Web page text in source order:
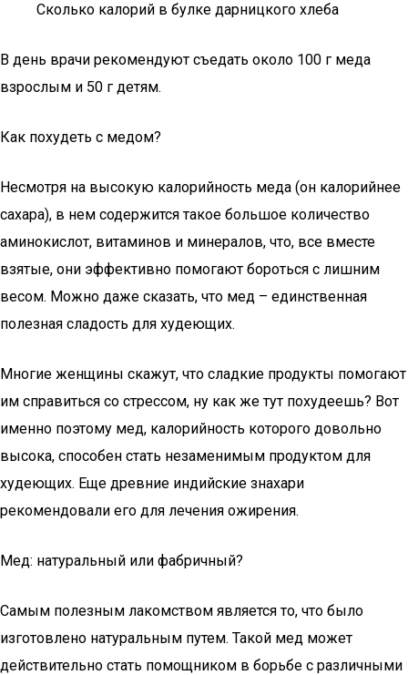
Сколько калорий в булке дарницкого хлеба
В день врачи рекомендуют съедать около 100 г меда
взрослым и 50 г детям.
Как похудеть с медом?
Несмотря на высокую калорийность меда (он калорийнее
сахара), в нем содержится такое большое количество
аминокислот, витаминов и минералов, что, все вместе
взятые, они эффективно помогают бороться с лишним
весом. Можно даже сказать, что мед – единственная
полезная сладость для худеющих.
Многие женщины скажут, что сладкие продукты помогают
им справиться со стрессом, ну как же тут похудеешь? Вот
именно поэтому мед, калорийность которого довольно
высока, способен стать незаменимым продуктом для
худеющих. Еще древние индийские знахари
рекомендовали его для лечения ожирения.
Мед: натуральный или фабричный?
Самым полезным лакомством является то, что было
изготовлено натуральным путем. Такой мед может
действительно стать помощником в борьбе с различными